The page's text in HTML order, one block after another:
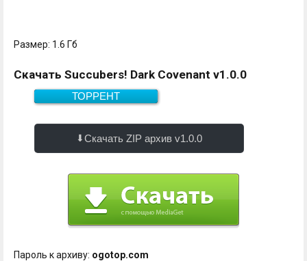
Размер: 1.6 Гб
Скачать Succubers! Dark Covenant v1.0.0
ТОРРЕНТ
1.6 Гб
Скачать
Скачать ZIP архив v1.0.0
Пароль к архиву: ogotop.com